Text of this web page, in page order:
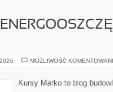
MOŻLIWOŚĆ
Kursy Marko to blog